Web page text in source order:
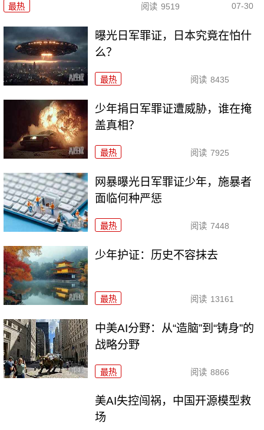
最热 阅读 9519 07-30
曝光日军罪证，日本究竟在怕什
么？
最热 阅读 8435
少年捐日军罪证遭威胁，谁在掩
盖真相？
最热 阅读 7925
网暴曝光日军罪证少年，施暴者
面临何种严惩
最热 阅读 7448
少年护证：历史不容抹去
最热 阅读 13161
中美AI分野：从“造脑”到“铸身”的
战略分野
最热 阅读 8866
美AI失控闯祸，中国开源模型救
场